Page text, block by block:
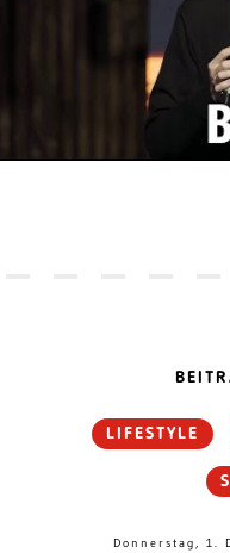
LIFESTYLE
Donnerstag, 1.